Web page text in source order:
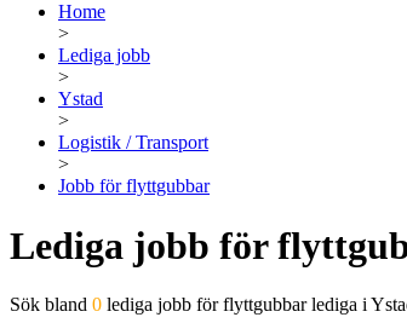
Home
>
Lediga jobb
>
Ystad
>
Logistik / Transport
>
Jobb för flyttgubbar
Lediga jobb för
Sök bland 0 lediga jobb för flyttgubbar lediga i